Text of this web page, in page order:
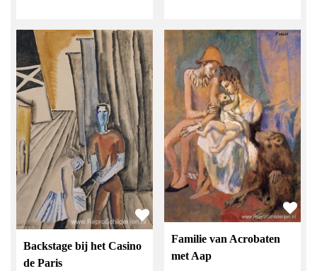
Backstage bij het Casino
de Paris
Familie van Acrobaten
met Aap